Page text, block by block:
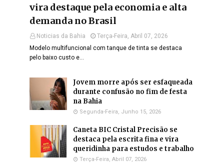
vira destaque pela economia e alta
demanda no Brasil
Noticias da Bahia
Terça-Feira, Abril 07, 2026
Modelo multifuncional com tanque de tinta se destaca
pelo baixo custo e…
Jovem morre após ser esfaqueada
durante confusão no fim de festa
na Bahia
Segunda-Feira, Junho 15, 2026
Caneta BIC Cristal Precisão se
destaca pela escrita fina e vira
queridinha para estudos e trabalho
Terça-Feira, Abril 07, 2026